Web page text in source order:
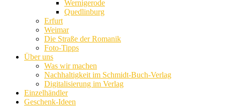
Wernigerode
Quedlinburg
Erfurt
Weimar
Die Straße der Romanik
Foto-Tipps
Über uns
Was wir machen
Nachhaltigkeit im Schmidt-Buch-Verlag
Digitalisierung im Verlag
Einzelhändler
Geschenk-Ideen